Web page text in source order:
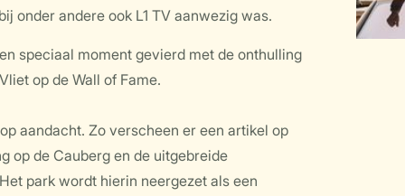
onder andere ook L1 TV aanwezig was.
speciaal moment gevierd met de onthulling
op de Wall of Fame.
aandacht. Zo verscheen er een artikel op
op de Cauberg en de uitgebreide
park wordt hierin neergezet als een